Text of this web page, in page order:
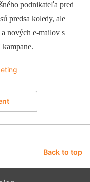
podnikateľa pred
predsa koledy, ale
nových e-mailov s
kampane.
Back to top